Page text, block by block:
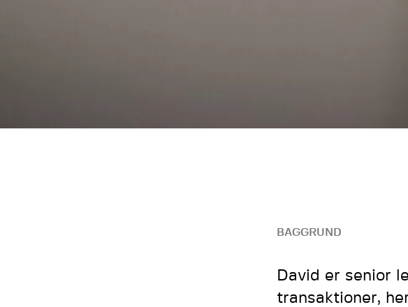
BAGGRUND
David er senior
transaktioner,